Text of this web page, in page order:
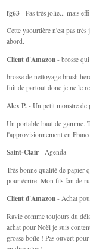
fg63 - Pas très jolie... mais
Cette yaourtière n'est pas
abord.
Client d'Amazon - brosse
brosse de nettoyage brush
fuit de partout donc je ne le
Alex P. - Un petit monstre de
Un portable haut de gamme.
l'approvisionnement en
Saint-Clair - Agenda
Très bonne qualité de papier
pour écrire. Mon fils fan de
Client d'Amazon - Achat
Ravie comme toujours du
achat pour Noël je suis
grosse boîte ! Pas ouvert